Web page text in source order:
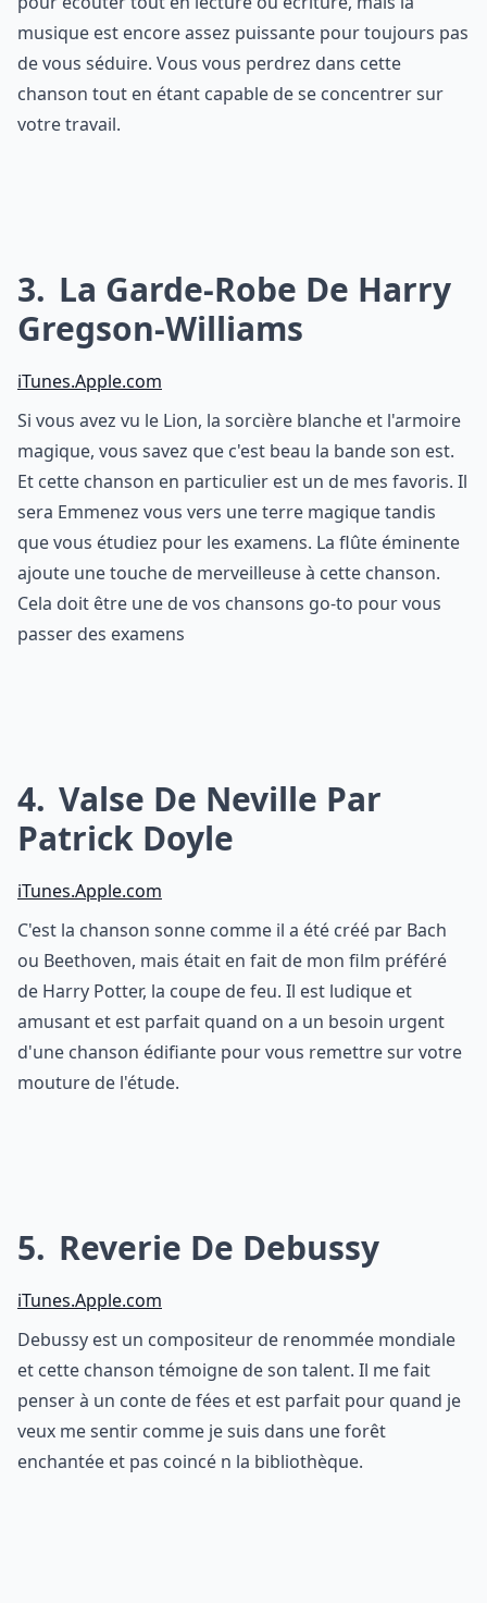
musique est encore assez puissante pour toujours pas
de vous séduire. Vous vous perdrez dans cette
chanson tout en étant capable de se concentrer sur
votre travail.
3 La Garde-Robe De Harry
Gregson-Williams
iTunes.Apple.com
Si vous avez vu le Lion, la sorcière blanche et l'armoire
magique, vous savez que c'est beau la bande son est.
Et cette chanson en particulier est un de mes favoris. Il
sera Emmenez vous vers une terre magique tandis
que vous étudiez pour les examens. La flûte éminente
ajoute une touche de merveilleuse à cette chanson.
Cela doit être une de vos chansons go-to pour vous
passer des examens
4 Valse De Neville Par
Patrick Doyle
iTunes.Apple.com
C'est la chanson sonne comme il a été créé par Bach
ou Beethoven, mais était en fait de mon film préféré
de Harry Potter, la coupe de feu. Il est ludique et
amusant et est parfait quand on a un besoin urgent
d'une chanson édifiante pour vous remettre sur votre
mouture de l'étude.
5 Reverie De Debussy
iTunes.Apple.com
Debussy est un compositeur de renommée mondiale
et cette chanson témoigne de son talent. Il me fait
penser à un conte de fées et est parfait pour quand je
veux me sentir comme je suis dans une forêt
enchantée et pas coincé n la bibliothèque.